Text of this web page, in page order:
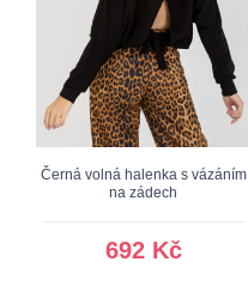
Černá volná halenka s vázáním
na zádech
692 Kč